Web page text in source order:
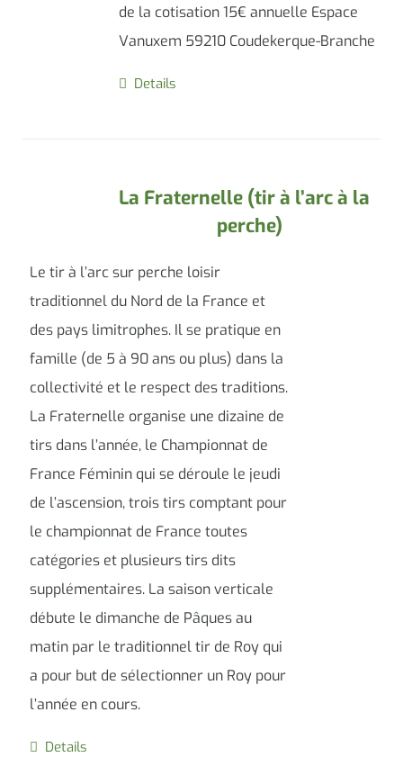
de la cotisation 15€ annuelle Espace
Vanuxem 59210 Coudekerque-Branche
Details
La Fraternelle (tir à l’arc à la
perche)
Le tir à l’arc sur perche loisir
traditionnel du Nord de la France et
des pays limitrophes. Il se pratique en
famille (de 5 à 90 ans ou plus) dans la
collectivité et le respect des traditions.
La Fraternelle organise une dizaine de
tirs dans l’année, le Championnat de
France Féminin qui se déroule le jeudi
de l’ascension, trois tirs comptant pour
le championnat de France toutes
catégories et plusieurs tirs dits
supplémentaires. La saison verticale
débute le dimanche de Pâques au
matin par le traditionnel tir de Roy qui
a pour but de sélectionner un Roy pour
l’année en cours.
Details